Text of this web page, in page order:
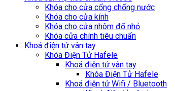
Khóa cho cửa cổng chống nước
Khóa cho cửa kính
Khóa cho cửa nhôm đố nhỏ
Khóa cửa chính tiêu chuẩn
Khoá điện tử vân tay
Khóa Điện Tử Hafele
Khoá điện tử vân tay
Khóa Điện Tử Hafele
Khoá điện tử Wifi / Bluetooth